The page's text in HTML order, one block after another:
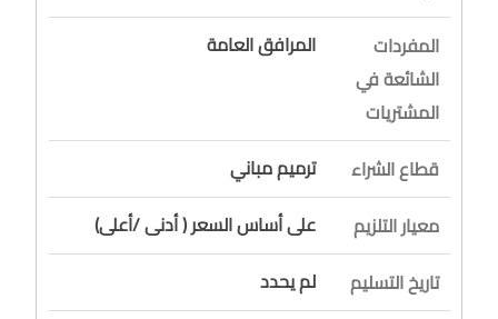
المفردات
الشائعة في
المشتريات
المرافق العامة
قطاع الشراء
ترميم مباني
معيار التلزيم
على أساس السعر ( أدنى /أعلى)
تاريخ التسليم
لم يحدد